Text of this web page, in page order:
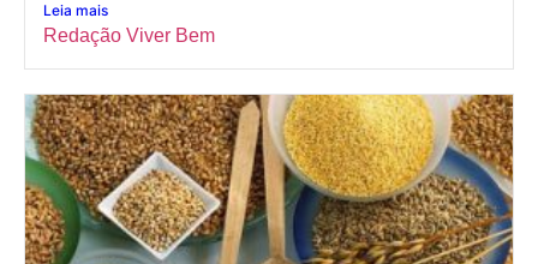
Leia mais
Redação Viver Bem